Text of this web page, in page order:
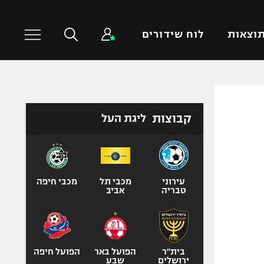
תוצאות לוח שידורים
טניס
כדורעף
ספורט אולימפי
קבוצות ליגת העל
עירוני
טבריה
מכבי תל
אביב
מכבי חיפה
בית"ר
ירושלים
הפועל באר
שבע
הפועל חיפה